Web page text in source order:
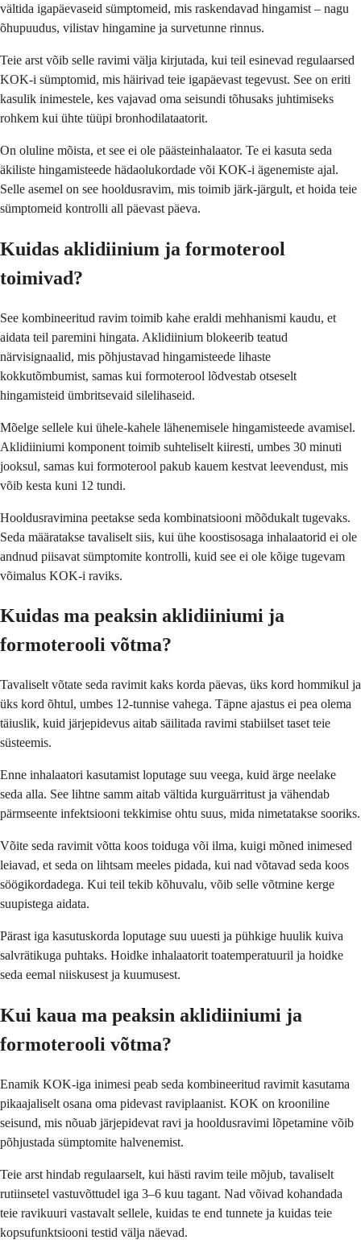
vältida igapäevaseid sümptomeid, mis raskendavad hingamist – nagu
õhupuudus, vilistav hingamine ja survetunne rinnus.
Teie arst võib selle ravimi välja kirjutada, kui teil esinevad regulaarsed
KOK-i sümptomid, mis häirivad teie igapäevast tegevust. See on eriti
kasulik inimestele, kes vajavad oma seisundi tõhusaks juhtimiseks
rohkem kui ühte tüüpi bronhodilataatorit.
On oluline mõista, et see ei ole päästeinhalaator. Te ei kasuta seda
äkiliste hingamisteede hädaolukordade või KOK-i ägenemiste ajal.
Selle asemel on see hooldusravim, mis toimib järk-järgult, et hoida teie
sümptomeid kontrolli all päevast päeva.
Kuidas aklidiinium ja formoterool
toimivad?
See kombineeritud ravim toimib kahe eraldi mehhanismi kaudu, et
aidata teil paremini hingata. Aklidiinium blokeerib teatud
närvisignaalid, mis põhjustavad hingamisteede lihaste
kokkutõmbumist, samas kui formoterool lõdvestab otseselt
hingamisteid ümbritsevaid silelihaseid.
Mõelge sellele kui ühele-kahele lähenemisele hingamisteede avamisel.
Aklidiiniumi komponent toimib suhteliselt kiiresti, umbes 30 minuti
jooksul, samas kui formoterool pakub kauem kestvat leevendust, mis
võib kesta kuni 12 tundi.
Hooldusravimina peetakse seda kombinatsiooni mõõdukalt tugevaks.
Seda määratakse tavaliselt siis, kui ühe koostisosaga inhalaatorid ei ole
andnud piisavat sümptomite kontrolli, kuid see ei ole kõige tugevam
võimalus KOK-i raviks.
Kuidas ma peaksin aklidiiniumi ja
formoterooli võtma?
Tavaliselt võtate seda ravimit kaks korda päevas, üks kord hommikul ja
üks kord õhtul, umbes 12-tunnise vahega. Täpne ajastus ei pea olema
täiuslik, kuid järjepidevus aitab säilitada ravimi stabiilset taset teie
süsteemis.
Enne inhalaatori kasutamist loputage suu veega, kuid ärge neelake
seda alla. See lihtne samm aitab vältida kurguärritust ja vähendab
pärmseente infektsiooni tekkimise ohtu suus, mida nimetatakse sooriks.
Võite seda ravimit võtta koos toiduga või ilma, kuigi mõned inimesed
leiavad, et seda on lihtsam meeles pidada, kui nad võtavad seda koos
söögikordadega. Kui teil tekib kõhuvalu, võib selle võtmine kerge
suupistega aidata.
Pärast iga kasutuskorda loputage suu uuesti ja pühkige huulik kuiva
salvrätikuga puhtaks. Hoidke inhalaatorit toatemperatuuril ja hoidke
seda eemal niiskusest ja kuumusest.
Kui kaua ma peaksin aklidiiniumi ja
formoterooli võtma?
Enamik KOK-iga inimesi peab seda kombineeritud ravimit kasutama
pikaajaliselt osana oma pidevast raviplaanist. KOK on krooniline
seisund, mis nõuab järjepidevat ravi ja hooldusravimi lõpetamine võib
põhjustada sümptomite halvenemist.
Teie arst hindab regulaarselt, kui hästi ravim teile mõjub, tavaliselt
rutiinsetel vastuvõttudel iga 3–6 kuu tagant. Nad võivad kohandada
teie ravikuuri vastavalt sellele, kuidas te end tunnete ja kuidas teie
kopsufunktsiooni testid välja näevad.